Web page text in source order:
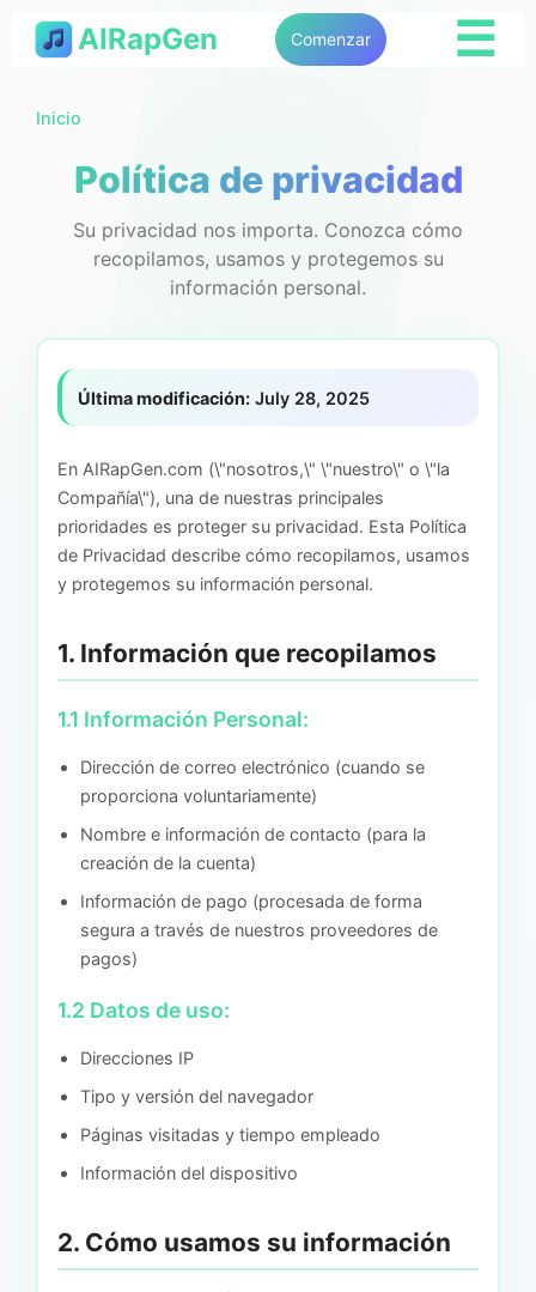
AIRapGen Comenzar ☰
Inicio
Política de privacidad
Su privacidad nos importa. Conozca cómo
recopilamos, usamos y protegemos su
información personal.
Última modificación:July 28, 2025
En AIRapGen.com (\"nosotros,\" \"nuestro\" o \"la
Compañía\"), una de nuestras principales
prioridades es proteger su privacidad. Esta Política
de Privacidad describe cómo recopilamos, usamos
y protegemos su información personal.
1. Información que recopilamos
1.1 Información Personal:
Dirección de correo electrónico (cuando se
proporciona voluntariamente)
Nombre e información de contacto (para la
creación de la cuenta)
Información de pago (procesada de forma
segura a través de nuestros proveedores de
pagos)
1.2 Datos de uso:
Direcciones IP
Tipo y versión del navegador
Páginas visitadas y tiempo empleado
Información del dispositivo
2. Cómo usamos su información